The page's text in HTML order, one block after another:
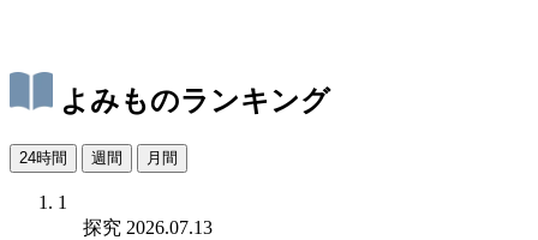
よみものランキング
24時間 週間 月間
1
探究 2026.07.13